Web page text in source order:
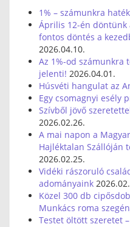
1% – számunkra
Április 12-én döntünk
fontos döntés a
2026.04.10.
Az 1%-od
jelenti! 2026.04.01.
Húsvéti hangulat az
Egy csomagnyi esély
Szívből jövő
2026.02.26.
A mai napon a
Hajléktalan Szállóján
2026.02.25.
Vidéki rászoruló
adományaink
Közel 300 db
Munkács roma
Testet öltött szeretet